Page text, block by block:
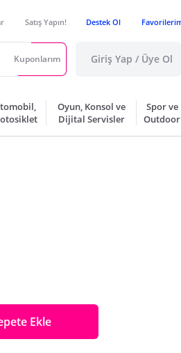
Satış Yapın! Destek Ol
Kuponlarım Giriş Yap / Üye Ol
Oyun, Konsol ve
Dijital Servisler
Spor ve
Outdoor
Ekle